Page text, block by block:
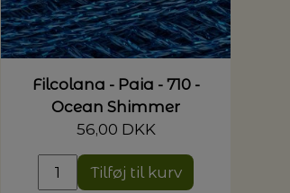
Filcolana - Paia - 710 -
Ocean Shimmer
56,00 DKK
Tilføj til kurv